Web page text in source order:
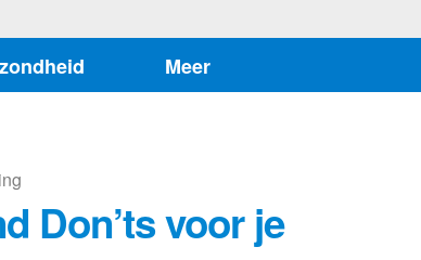
Meer
Don’ts voor je